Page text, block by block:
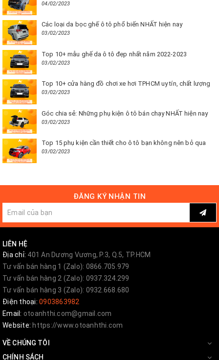
04/02/2023
Các loại da bọc ghế ô tô phổ biến NHẤT hiện nay
03/02/2023
Top 10+ mẫu ghế da ô tô đẹp nhất năm 2022-2023
03/02/2023
Top 10+ cửa hàng đồ chơi xe hơi TPHCM uy tín, chất lượng
03/02/2023
Góc chia sẻ: Những phụ kiện ô tô bán chạy NHẤT hiện nay
03/02/2023
Top 15 phụ kiện cần thiết cho ô tô bạn không nên bỏ qua
03/02/2023
ĐĂNG KÝ NHẬN TIN
LIÊN HỆ
Địa chỉ: 401 An Dương Vương, P.3, Q.5, TP.HCM
Tư vấn bán hàng 1 (Zalo): 0866.705.979
Tư vấn bán hàng 2 (Zalo): 0937.324.299
Tư vấn bán hàng 3 (Zalo): 0932.668.680
Điện thoại: 0903863982
Email: otoanhthi.com@gmail.com
Website: https://www.otoanhthi.com
VỀ CHÚNG TÔI
CHÍNH SÁCH